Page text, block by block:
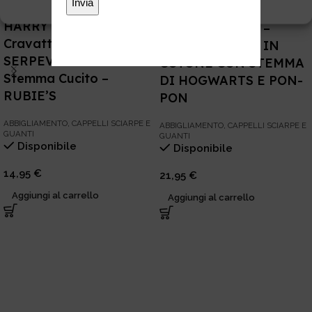
HARRY POTTER –
Cravatta Raso Casata
SERPEVERDE con
Stemma Cucito –
RUBIE’S
ABBIGLIAMENTO, CAPPELLI SCIARPE E
GUANTI
Disponibile
14,95 €
Aggiungi al carrello
HARRY POTTER –
BERRETTO BLU IN
COTONE CON STEMMA
DI HOGWARTS E PON-
PON
ABBIGLIAMENTO, CAPPELLI SCIARPE E
GUANTI
Disponibile
21,95 €
Aggiungi al carrello